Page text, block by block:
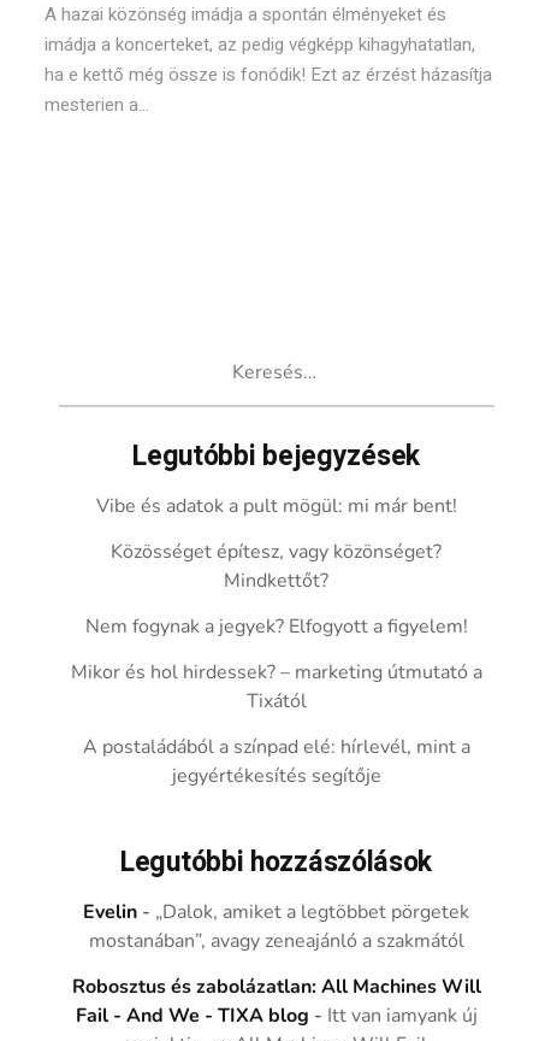
A hazai közönség imádja a spontán élményeket és
imádja a koncerteket, az pedig végképp kihagyhatatlan,
ha e kettő még össze is fonódik! Ezt az érzést házasítja
mesterien a...
Legutóbbi bejegyzések
Vibe és adatok a pult mögül: mi már bent!
Közösséget építesz, vagy közönséget?
Mindkettőt?
Nem fogynak a jegyek? Elfogyott a figyelem!
Mikor és hol hirdessek? – marketing útmutató a
Tixától
A postaládából a színpad elé: hírlevél, mint a
jegyértékesítés segítője
Legutóbbi hozzászólások
Evelin - „Dalok, amiket a legtöbbet pörgetek
mostanában”, avagy zeneajánló a szakmától
Robosztus és zabolázatlan: All Machines Will
Fail - And We - TIXA blog - Itt van iamyank új